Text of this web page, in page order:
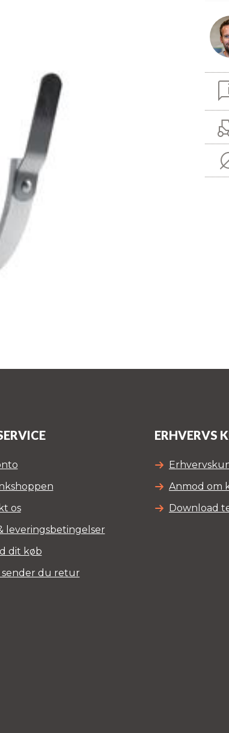
os
leveringsbetingelser
dit køb
sender du retur
ERHVERVS
Anmod om
Download